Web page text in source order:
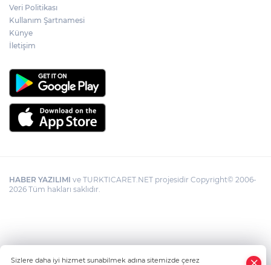
Veri Politikası
Kullanım Şartnamesi
Künye
İletişim
HABER YAZILIMI ve TURKTICARET.NET projesidir Copyright© 2006-
2026 Tüm hakları saklıdır.
Sizlere daha iyi hizmet sunabilmek adına sitemizde çerez